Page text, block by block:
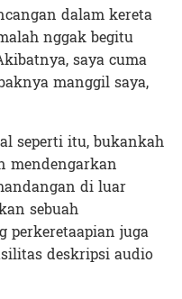
dalam kereta
nggak begitu
saya cuma
manggil saya,
seperti itu, bukankah
mendengarkan
di luar
sebuah
perkeretaapian juga
deskripsi audio